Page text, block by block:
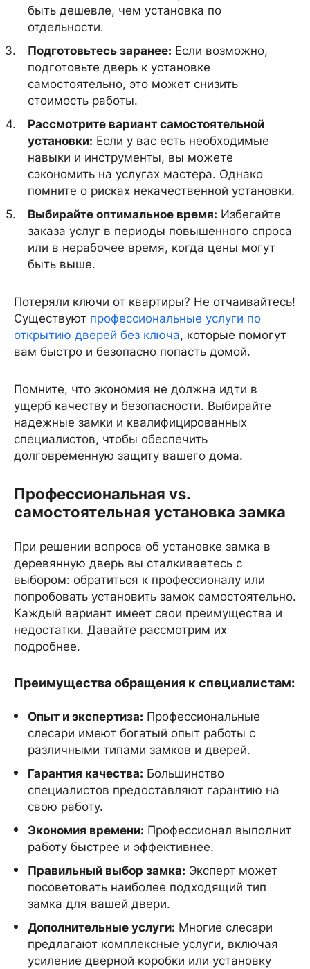
быть дешевле, чем установка по
отдельности.
Подготовьтесь заранее: Если возможно,
подготовьте дверь к установке
самостоятельно, это может снизить
стоимость работы.
Рассмотрите вариант самостоятельной
установки: Если у вас есть необходимые
навыки и инструменты, вы можете
сэкономить на услугах мастера. Однако
помните о рисках некачественной установки.
Выбирайте оптимальное время: Избегайте
заказа услуг в периоды повышенного спроса
или в нерабочее время, когда цены могут
быть выше.
Потеряли ключи от квартиры? Не отчаивайтесь!
Существуют профессиональные услуги по
открытию дверей без ключа, которые помогут
вам быстро и безопасно попасть домой.
Помните, что экономия не должна идти в
ущерб качеству и безопасности. Выбирайте
надежные замки и квалифицированных
специалистов, чтобы обеспечить
долговременную защиту вашего дома.
Профессиональная vs.
самостоятельная установка замка
При решении вопроса об установке замка в
деревянную дверь вы сталкиваетесь с
выбором: обратиться к профессионалу или
попробовать установить замок самостоятельно.
Каждый вариант имеет свои преимущества и
недостатки. Давайте рассмотрим их
подробнее.
Преимущества обращения к специалистам:
Опыт и экспертиза: Профессиональные
слесари имеют богатый опыт работы с
различными типами замков и дверей.
Гарантия качества: Большинство
специалистов предоставляют гарантию на
свою работу.
Экономия времени: Профессионал выполнит
работу быстрее и эффективнее.
Правильный выбор замка: Эксперт может
посоветовать наиболее подходящий тип
замка для вашей двери.
Дополнительные услуги: Многие слесари
предлагают комплексные услуги, включая
усиление дверной коробки или установку